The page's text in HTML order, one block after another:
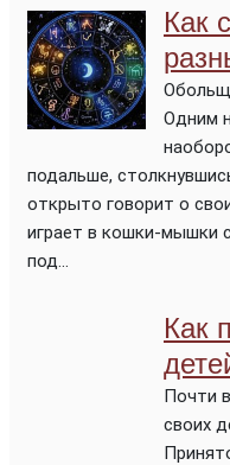
Как
Одним
подальше,
открыто говорит о
играет в кошки-мышки
под...
Как
Почти
своих